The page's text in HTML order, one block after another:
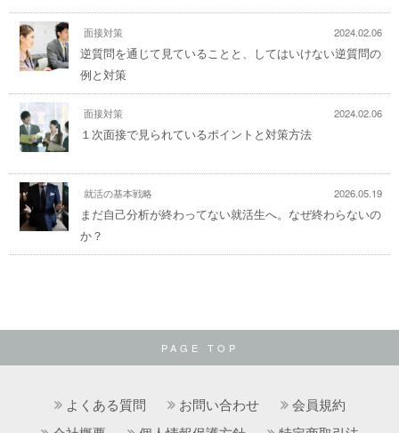
面接対策 2024.02.06
逆質問を通じて見ていることと、してはいけない逆質問の
例と対策
面接対策 2024.02.06
１次面接で見られているポイントと対策方法
就活の基本戦略 2026.05.19
まだ自己分析が終わってない就活生へ。なぜ終わらないの
か？
PAGE TOP
よくある質問 お問い合わせ
会員規約